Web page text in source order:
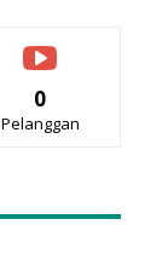
0
Pelanggan